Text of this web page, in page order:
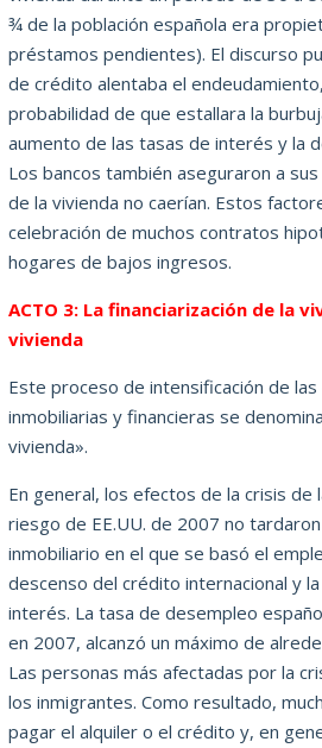
¾ de la población española era
préstamos pendientes). El discurso
de crédito alentaba el
probabilidad de que estallara la
aumento de las tasas de interés y la
Los bancos también aseguraron a
de la vivienda no caerían. Estos
celebración de muchos contratos
hogares de bajos ingresos.
ACTO 3: La financiarización de la
vivienda
Este proceso de intensificación de
inmobiliarias y financieras se
vivienda».
En general, los efectos de la crisis de
riesgo de EE.UU. de 2007 no
inmobiliario en el que se basó el
descenso del crédito internacional y
interés. La tasa de desempleo
en 2007, alcanzó un máximo de
Las personas más afectadas por la
los inmigrantes. Como resultado,
pagar el alquiler o el crédito y, en